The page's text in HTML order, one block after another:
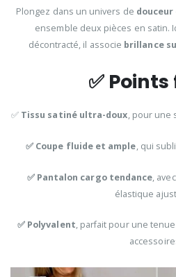
Plongez dans un univers de
ensemble deux pièces en satin.
décontracté, il associe brillance
✅
✅ Tissu satiné ultra-doux, pour une
✅ Coupe fluide et ample, qui
✅ Pantalon cargo tendance,
élastique
✅ Polyvalent, parfait pour une